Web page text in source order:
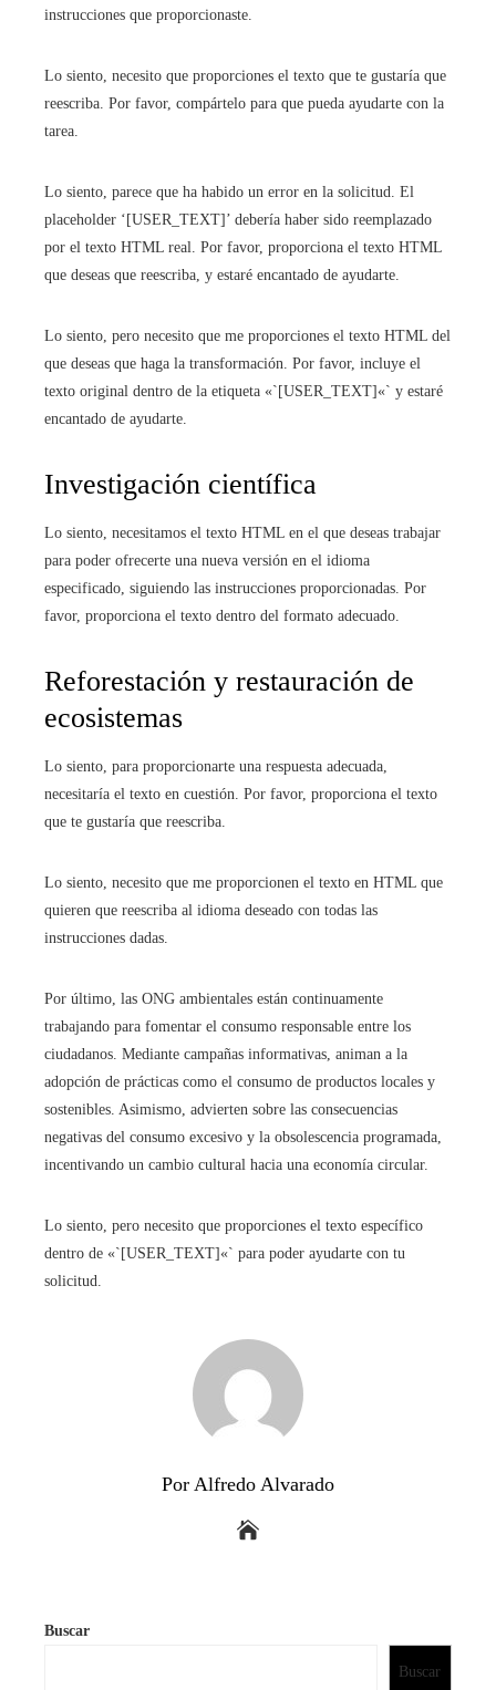
instrucciones que proporcionaste.
Lo siento, necesito que proporciones el texto que te gustaría que
reescriba. Por favor, compártelo para que pueda ayudarte con la
tarea.
Lo siento, parece que ha habido un error en la solicitud. El
placeholder ‘[USER_TEXT]’ debería haber sido reemplazado
por el texto HTML real. Por favor, proporciona el texto HTML
que deseas que reescriba, y estaré encantado de ayudarte.
Lo siento, pero necesito que me proporciones el texto HTML del
que deseas que haga la transformación. Por favor, incluye el
texto original dentro de la etiqueta «`[USER_TEXT]«` y estaré
encantado de ayudarte.
Investigación científica
Lo siento, necesitamos el texto HTML en el que deseas trabajar
para poder ofrecerte una nueva versión en el idioma
especificado, siguiendo las instrucciones proporcionadas. Por
favor, proporciona el texto dentro del formato adecuado.
Reforestación y restauración de
ecosistemas
Lo siento, para proporcionarte una respuesta adecuada,
necesitaría el texto en cuestión. Por favor, proporciona el texto
que te gustaría que reescriba.
Lo siento, necesito que me proporcionen el texto en HTML que
quieren que reescriba al idioma deseado con todas las
instrucciones dadas.
Por último, las ONG ambientales están continuamente
trabajando para fomentar el consumo responsable entre los
ciudadanos. Mediante campañas informativas, animan a la
adopción de prácticas como el consumo de productos locales y
sostenibles. Asimismo, advierten sobre las consecuencias
negativas del consumo excesivo y la obsolescencia programada,
incentivando un cambio cultural hacia una economía circular.
Lo siento, pero necesito que proporciones el texto específico
dentro de «`[USER_TEXT]«` para poder ayudarte con tu
solicitud.
Por Alfredo Alvarado
Buscar
Buscar